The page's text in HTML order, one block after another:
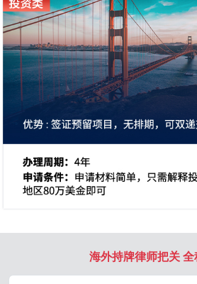
海外持牌律师把关